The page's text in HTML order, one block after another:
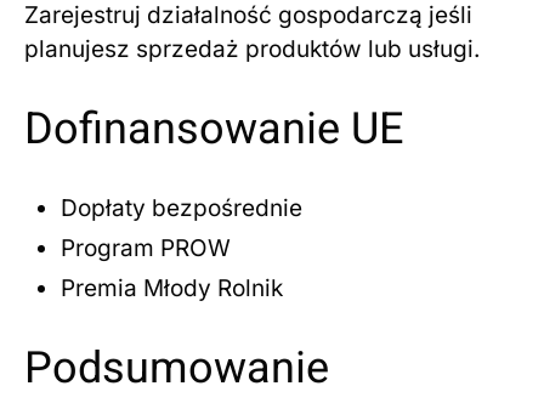
Zarejestruj działalność gospodarczą jeśli
planujesz sprzedaż produktów lub usługi.
Dofinansowanie UE
Dopłaty bezpośrednie
Program PROW
Premia Młody Rolnik
Podsumowanie